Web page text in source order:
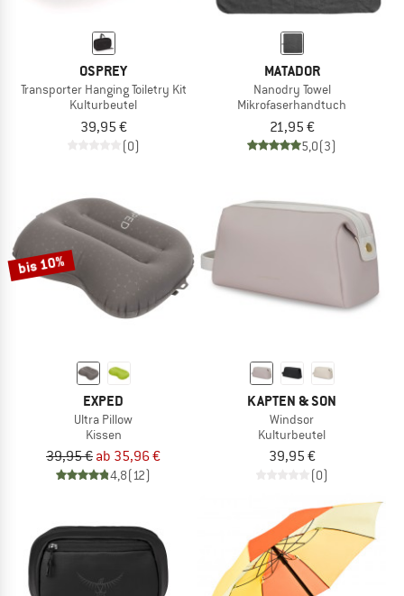
OSPREY
Transporter Hanging Toiletry Kit
Kulturbeutel
39,95 €
(0)
MATADOR
Nanodry Towel
Mikrofaserhandtuch
21,95 €
5,0(3)
bis 10%
EXPED
Ultra Pillow
Kissen
39,95 € ab 35,96 €
4,8(12)
KAPTEN & SON
Windsor
Kulturbeutel
39,95 €
(0)